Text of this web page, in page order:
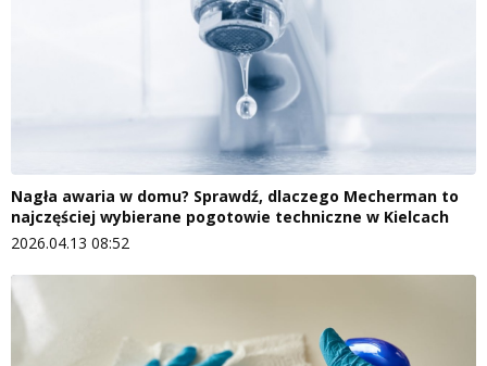
Nagła awaria w domu? Sprawdź, dlaczego Mecherman to
najczęściej wybierane pogotowie techniczne w Kielcach
2026.04.13 08:52